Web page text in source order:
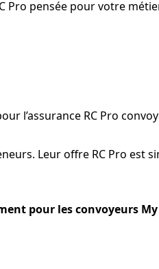
Pro pensée pour votre
l’assurance RC Pro
Leur offre RC Pro est
pour les convoyeurs My